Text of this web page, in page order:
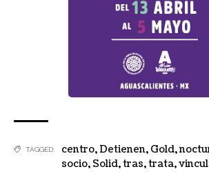
TAGGED: centro,Detienen, Gold,
socio, Solid,tras,trata,